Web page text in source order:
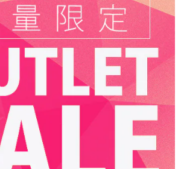
わせて購入させていただきました。新居
かにしてくれるとても素敵な電気暖炉
しています。床暖房を使っているので、普
炎のゆらめきを楽しみ、寒い時にだけヒ
ます。子供が生まれたばかりなので、安全
。収納量は少ないですが、飾り棚としても
るもので満足しています。